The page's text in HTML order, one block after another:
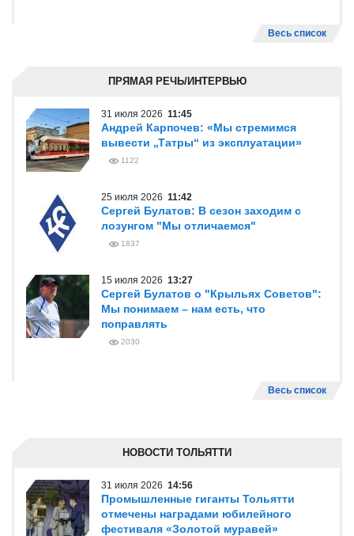
Весь список
ПРЯМАЯ РЕЧЬ/ИНТЕРВЬЮ
31 июля 2026 11:45
Андрей Карпочев: «Мы стремимся
вывести „Татры“ из эксплуатации»
1122
25 июля 2026 11:42
Сергей Булатов: В сезон заходим с
лозунгом "Мы отличаемся"
1837
15 июля 2026 13:27
Сергей Булатов о "Крыльях Советов":
Мы понимаем – нам есть, что
поправлять
2030
Весь список
НОВОСТИ ТОЛЬЯТТИ
31 июля 2026 14:56
Промышленные гиганты Тольятти
отмечены наградами юбилейного
фестиваля «Золотой муравей»